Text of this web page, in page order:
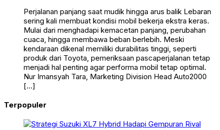
Perjalanan panjang saat mudik hingga arus balik Lebaran
sering kali membuat kondisi mobil bekerja ekstra keras.
Mulai dari menghadapi kemacetan panjang, perubahan
cuaca, hingga membawa beban berlebih. Meski
kendaraan dikenal memiliki durabilitas tinggi, seperti
produk dari Toyota, pemeriksaan pascaperjalanan tetap
menjadi hal penting agar performa mobil tetap optimal.
Nur Imansyah Tara, Marketing Division Head Auto2000
[…]
Terpopuler